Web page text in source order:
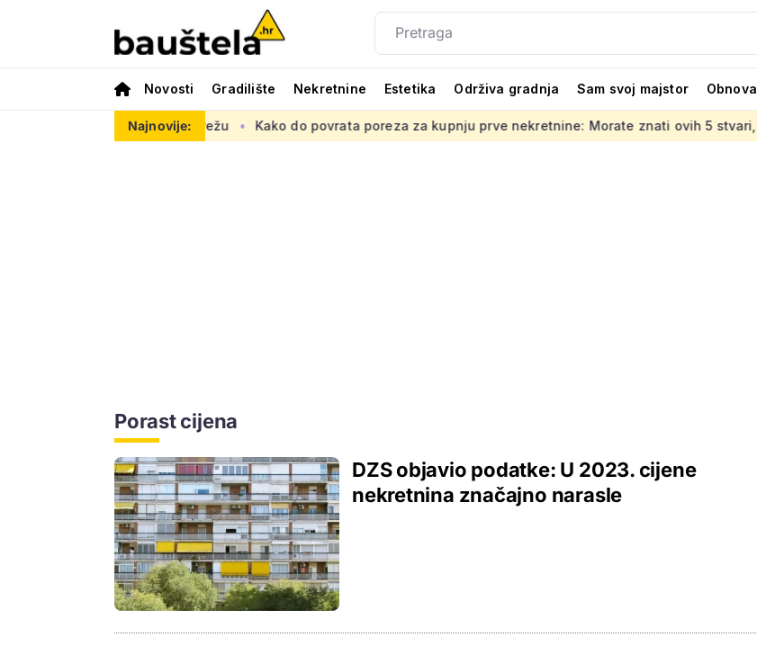
Novosti Gradilište Nekretnine Estetika Održiva gradnja Sam svoj majstor Obnova
Najnovije:
prometnu mrežu Kako do povrata poreza za kupnju prve nekretnine: Morate znati ovih 5 stvari, bez njih ništa
Porast cijena
DZS objavio podatke: U 2023. cijene
nekretnina značajno narasle